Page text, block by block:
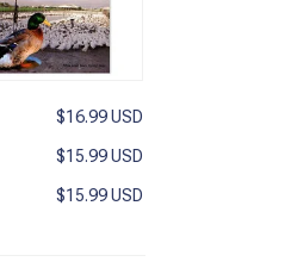
$16.99 USD
$15.99 USD
$15.99 USD